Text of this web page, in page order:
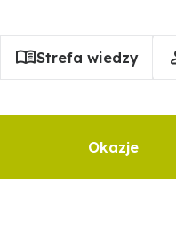
Strefa wiedzy
Okazje